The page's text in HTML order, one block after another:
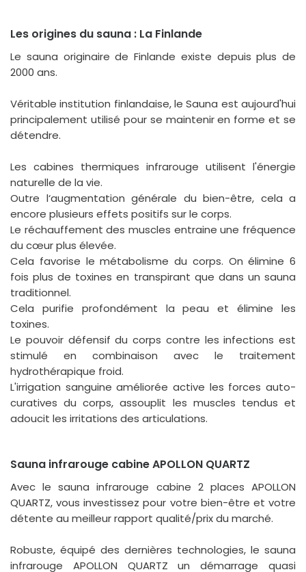
Les origines du sauna : La Finlande
Le sauna originaire de Finlande existe depuis plus de
2000 ans.
Véritable institution finlandaise, le Sauna est aujourd'hui
principalement utilisé pour se maintenir en forme et se
détendre.
Les cabines thermiques infrarouge utilisent l'énergie
naturelle de la vie.
Outre l‘augmentation générale du bien-être, cela a
encore plusieurs effets positifs sur le corps.
Le réchauffement des muscles entraine une fréquence
du cœur plus élevée.
Cela favorise le métabolisme du corps. On élimine 6
fois plus de toxines en transpirant que dans un sauna
traditionnel.
Cela purifie profondément la peau et élimine les
toxines.
Le pouvoir défensif du corps contre les infections est
stimulé en combinaison avec le traitement
hydrothérapique froid.
L'irrigation sanguine améliorée active les forces auto-
curatives du corps, assouplit les muscles tendus et
adoucit les irritations des articulations.
Sauna infrarouge cabine APOLLON QUARTZ
Avec le sauna infrarouge cabine 2 places APOLLON
QUARTZ, vous investissez pour votre bien-être et votre
détente au meilleur rapport qualité/prix du marché.
Robuste, équipé des dernières technologies, le sauna
infrarouge APOLLON QUARTZ un démarrage quasi